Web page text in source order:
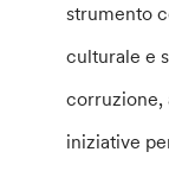
strumento
culturale e
corruzione,
iniziative